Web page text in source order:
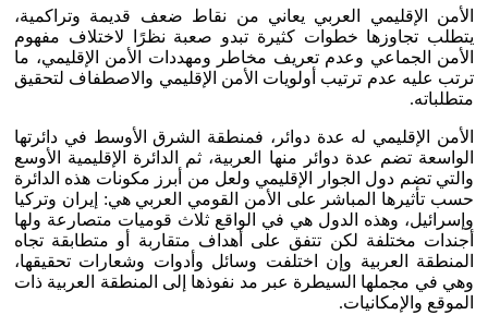
الأمن الإقليمي العربي يعاني من نقاط ضعف قديمة وتراكمية،
يتطلب تجاوزها خطوات كثيرة تبدو صعبة نظرًا لاختلاف مفهوم
الأمن الجماعي وعدم تعريف مخاطر ومهددات الأمن الإقليمي، ما
ترتب عليه عدم ترتيب أولويات الأمن الإقليمي والاصطفاف لتحقيق
متطلباته.
الأمن الإقليمي له عدة دوائر، فمنطقة الشرق الأوسط في دائرتها
الواسعة تضم عدة دوائر منها العربية، ثم الدائرة الإقليمية الأوسع
والتي تضم دول الجوار الإقليمي ولعل من أبرز مكونات هذه الدائرة
حسب تأثيرها المباشر على الأمن القومي العربي هي: إيران وتركيا
وإسرائيل، وهذه الدول هي في الواقع ثلاث قوميات متصارعة ولها
أجندات مختلفة لكن تتفق على أهداف متقاربة أو متطابقة تجاه
المنطقة العربية وإن اختلفت وسائل وأدوات وشعارات تحقيقها،
وهي في مجملها السيطرة عبر مد نفوذها إلى المنطقة العربية ذات
الموقع والإمكانيات.